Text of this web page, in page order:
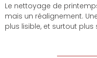
Le nettoyage de
mais un réalignement.
plus lisible, et surtout plus